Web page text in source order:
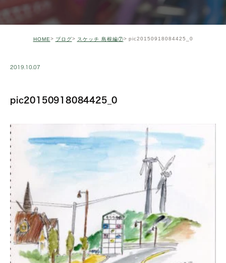
HOME ブログ スケッチ 島根編⑦ pic20150918084425_0
2019.10.07
pic20150918084425_0